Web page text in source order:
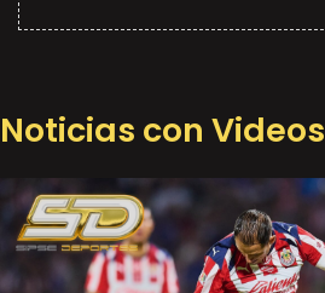
Noticias con Videos